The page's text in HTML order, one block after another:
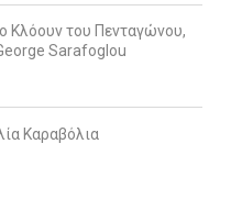
Κλόουν του Πενταγώνου,
Sarafoglou
Καραβόλια